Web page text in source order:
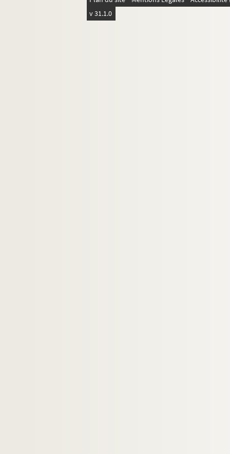
v 31.1.0